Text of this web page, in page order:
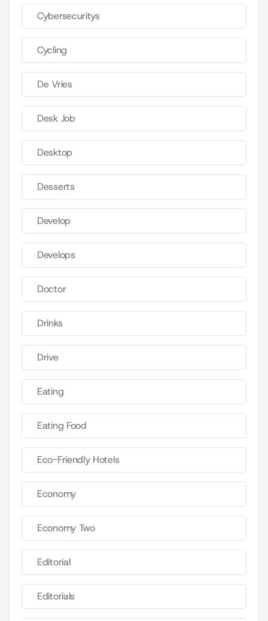
Cybersecuritys
Cycling
De Vries
Desk Job
Desktop
Desserts
Develop
Develops
Doctor
Drinks
Drive
Eating
Eating Food
Eco-Friendly Hotels
Economy
Economy Two
Editorial
Editorials